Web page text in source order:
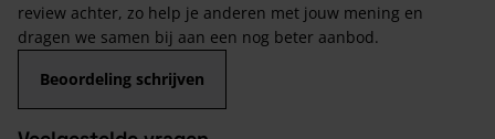
review achter, zo help je anderen met jouw mening en
dragen we samen bij aan een nog beter aanbod.
Beoordeling schrijven